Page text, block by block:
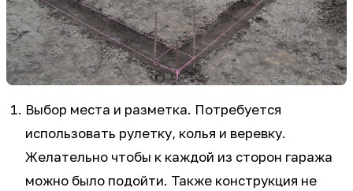
Выбор места и разметка. Потребуется
использовать рулетку, колья и веревку.
Желательно чтобы к каждой из сторон гаража
можно было подойти. Также конструкция не